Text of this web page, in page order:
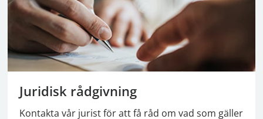
Juridisk rådgivning
Kontakta vår jurist för att få råd om vad som gäller